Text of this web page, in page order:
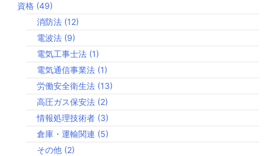
資格 (49)
消防法 (12)
電波法 (9)
電気工事士法 (1)
電気通信事業法 (1)
労働安全衛生法 (13)
高圧ガス保安法 (2)
情報処理技術者 (3)
倉庫・運輸関連 (5)
その他 (2)